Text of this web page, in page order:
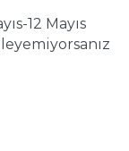
12 Mayıs